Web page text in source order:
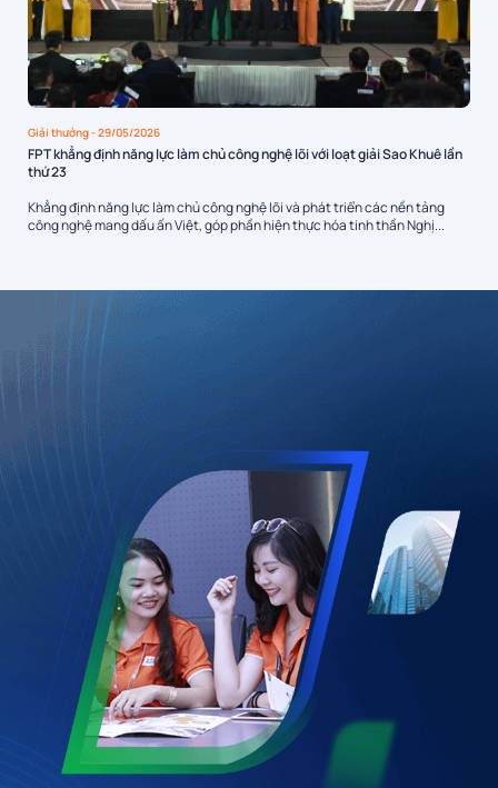
Giải thưởng- 29/05/2026
FPT khẳng định năng lực làm chủ công nghệ lõi với loạt giải Sao Khuê lần
thứ 23
Khẳng định năng lực làm chủ công nghệ lõi và phát triển các nền tảng
công nghệ mang dấu ấn Việt, góp phần hiện thực hóa tinh thần Nghị...